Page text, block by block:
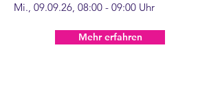
Mi., 09.09.26, 08:00 - 09:00 Uhr
Mehr erfahren